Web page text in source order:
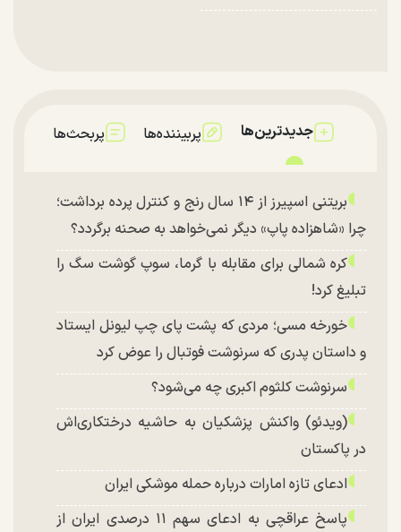
جدیدترین‌ها پربیننده‌ها پربحث‌ها
بریتنی اسپیرز از ۱۴ سال رنج و کنترل پرده برداشت؛
چرا «شاهزاده پاپ» دیگر نمی‌خواهد به صحنه برگردد؟
کره شمالی برای مقابله با گرما، سوپ گوشت سگ را
تبلیغ کرد!
خورخه مسی؛ مردی که پشت پای چپ لیونل ایستاد
و داستان پدری که سرنوشت فوتبال را عوض کرد
سرنوشت کلثوم اکبری چه می‌شود؟
(ویدئو) واکنش پزشکیان به حاشیه درختکاری‌اش
در پاکستان
ادعای تازه امارات درباره حمله موشکی ایران
پاسخ عراقچی به ادعای سهم ۱۱ درصدی ایران از